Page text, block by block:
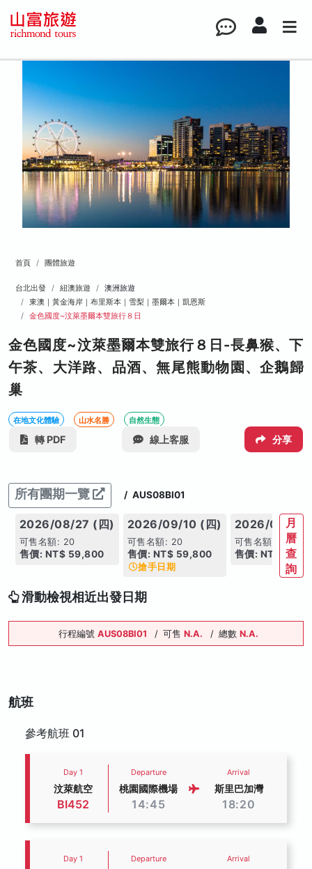
首頁 團體旅遊
台北出發 紐澳旅遊
澳洲旅遊
東澳｜黃金海岸｜布里斯本｜雪梨｜墨爾本｜凱恩斯
金色國度~汶萊墨爾本雙旅行８日
金色國度~汶萊墨爾本雙旅行８日-長鼻猴、下
午茶、大洋路、品酒、無尾熊動物園、企鵝歸
巢
在地文化體驗 山水名勝 自然生態
轉 PDF 線上客服 分享
所有團期一覽 / AUS08BI01
2026/08/27 (四)
可售名額: 20
售價: NT$ 59,800
2026/09/10 (四)
可售名額: 20
售價: NT$ 59,800
搶手日期
2026/09/24
可售名額: 20
售價: NT$
月
曆
查
詢
滑動檢視相近出發日期
行程編號 AUS08BI01 / 可售 N.A. / 總數 N.A.
航班
參考航班 01
Day 1
汶萊航空
BI452
Departure
桃園國際機場
14:45
Arrival
斯里巴加灣
18:20
Day 1 Departure Arrival